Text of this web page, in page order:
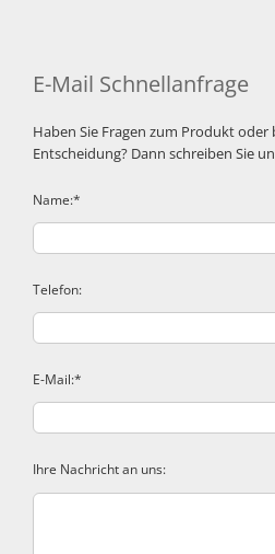
E-Mail Schnellanfrage
Haben Sie Fragen zum Produkt oder
Entscheidung? Dann schreiben Sie
Name:*
Telefon:
E-Mail:*
Ihre Nachricht an uns: